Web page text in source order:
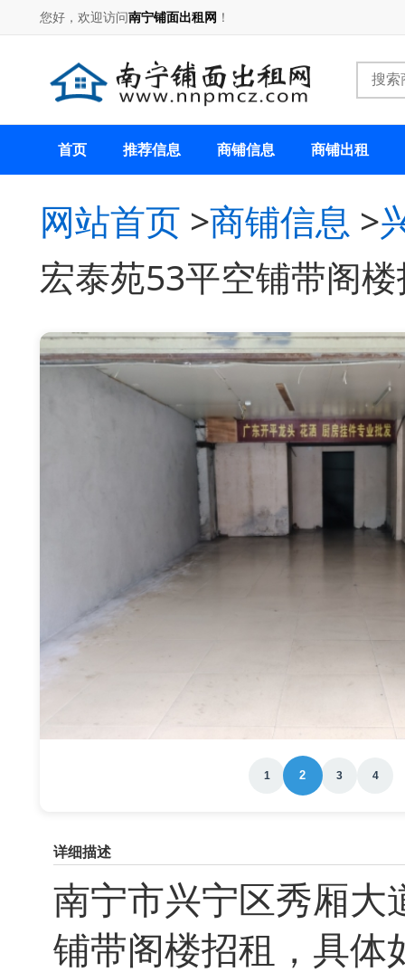
您好，欢迎访问南宁铺面出租网 ！
首页 推荐信息 商铺信息 商铺出租
网站首页 >商铺信息 >
宏泰苑53平空铺带阁
1 2 3 4
详细描述
南宁市兴宁区秀厢大
铺带阁楼招租，具体